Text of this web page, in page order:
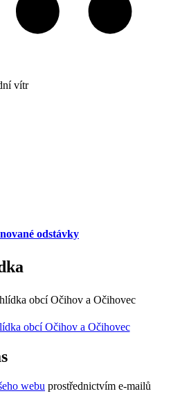
vítr
obcí Očihov a Očihovec
webu prostřednictvím e-mailů